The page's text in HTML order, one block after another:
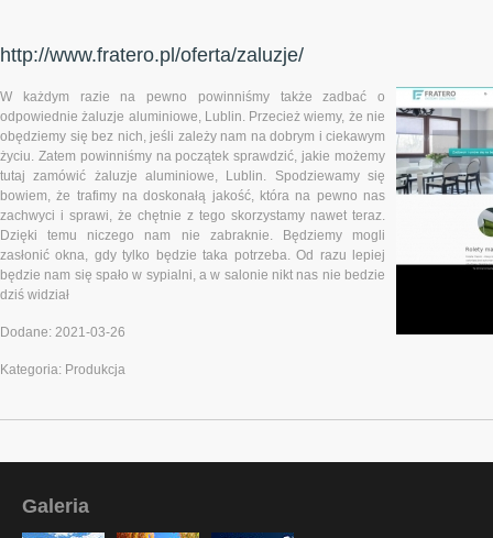
http://www.fratero.pl/oferta/zaluzje/
W każdym razie na pewno powinniśmy także zadbać o
odpowiednie żaluzje aluminiowe, Lublin. Przecież wiemy, że nie
obędziemy się bez nich, jeśli zależy nam na dobrym i ciekawym
życiu. Zatem powinniśmy na początek sprawdzić, jakie możemy
tutaj zamówić żaluzje aluminiowe, Lublin. Spodziewamy się
bowiem, że trafimy na doskonałą jakość, która na pewno nas
zachwyci i sprawi, że chętnie z tego skorzystamy nawet teraz.
Dzięki temu niczego nam nie zabraknie. Będziemy mogli
zasłonić okna, gdy tylko będzie taka potrzeba. Od razu lepiej
będzie nam się spało w sypialni, a w salonie nikt nas nie bedzie
dziś widział
Dodane: 2021-03-26
Kategoria: Produkcja
Galeria